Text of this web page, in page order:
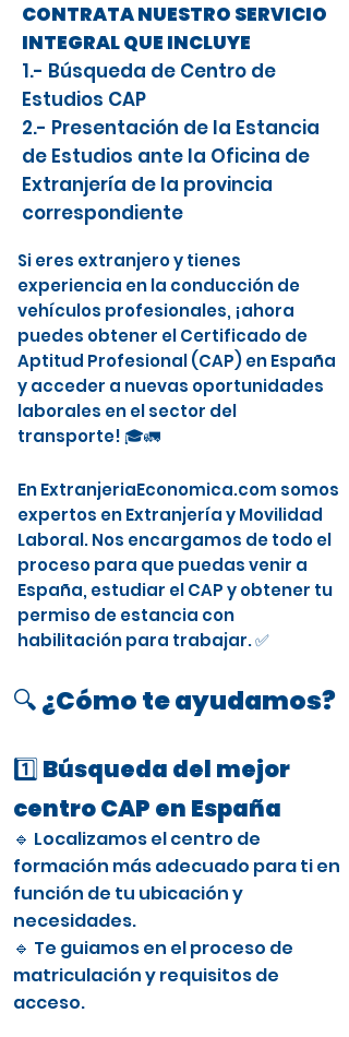
CONTRATA NUESTRO SERVICIO
INTEGRAL QUE INCLUYE
1.- Búsqueda de Centro de
Estudios CAP
2.- Presentación de la Estancia
de Estudios ante la Oficina de
Extranjería de la provincia
correspondiente
Si eres extranjero y tienes
experiencia en la conducción de
vehículos profesionales, ¡ahora
puedes obtener el Certificado de
Aptitud Profesional (CAP) en España
y acceder a nuevas oportunidades
laborales en el sector del
transporte! 🎓🚛
En ExtranjeriaEconomica.com somos
expertos en Extranjería y Movilidad
Laboral. Nos encargamos de todo el
proceso para que puedas venir a
España, estudiar el CAP y obtener tu
permiso de estancia con
habilitación para trabajar. ✅
🔍 ¿Cómo te ayudamos?
1️⃣ Búsqueda del mejor
centro CAP en España
🔹 Localizamos el centro de
formación más adecuado para ti en
función de tu ubicación y
necesidades.
🔹 Te guiamos en el proceso de
matriculación y requisitos de
acceso.